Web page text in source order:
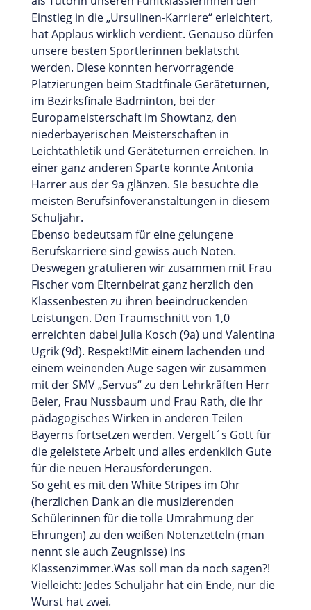
Einstieg in die „Ursulinen-Karriere“ erleichtert,
hat Applaus wirklich verdient. Genauso dürfen
unsere besten Sportlerinnen beklatscht
werden. Diese konnten hervorragende
Platzierungen beim Stadtfinale Geräteturnen,
im Bezirksfinale Badminton, bei der
Europameisterschaft im Showtanz, den
niederbayerischen Meisterschaften in
Leichtathletik und Geräteturnen erreichen. In
einer ganz anderen Sparte konnte Antonia
Harrer aus der 9a glänzen. Sie besuchte die
meisten Berufsinfoveranstaltungen in diesem
Schuljahr.
Ebenso bedeutsam für eine gelungene
Berufskarriere sind gewiss auch Noten.
Deswegen gratulieren wir zusammen mit Frau
Fischer vom Elternbeirat ganz herzlich den
Klassenbesten zu ihren beeindruckenden
Leistungen. Den Traumschnitt von 1,0
erreichten dabei Julia Kosch (9a) und Valentina
Ugrik (9d). Respekt!Mit einem lachenden und
einem weinenden Auge sagen wir zusammen
mit der SMV „Servus“ zu den Lehrkräften Herr
Beier, Frau Nussbaum und Frau Rath, die ihr
pädagogisches Wirken in anderen Teilen
Bayerns fortsetzen werden. Vergelt´s Gott für
die geleistete Arbeit und alles erdenklich Gute
für die neuen Herausforderungen.
So geht es mit den White Stripes im Ohr
(herzlichen Dank an die musizierenden
Schülerinnen für die tolle Umrahmung der
Ehrungen) zu den weißen Notenzetteln (man
nennt sie auch Zeugnisse) ins
Klassenzimmer.Was soll man da noch sagen?!
Vielleicht: Jedes Schuljahr hat ein Ende, nur die
Wurst hat zwei.